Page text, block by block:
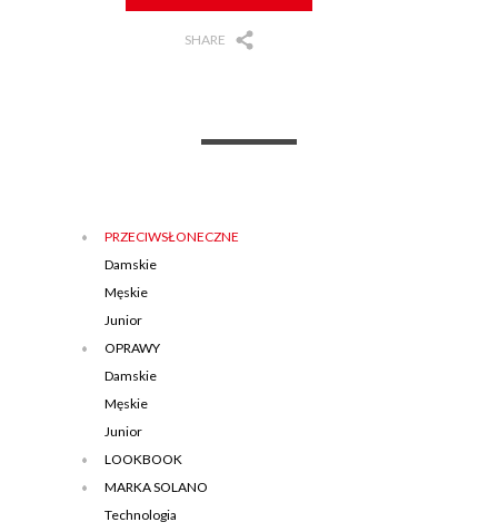
SHARE
PRZECIWSŁONECZNE
Damskie
Męskie
Junior
OPRAWY
Damskie
Męskie
Junior
LOOKBOOK
MARKA SOLANO
Technologia